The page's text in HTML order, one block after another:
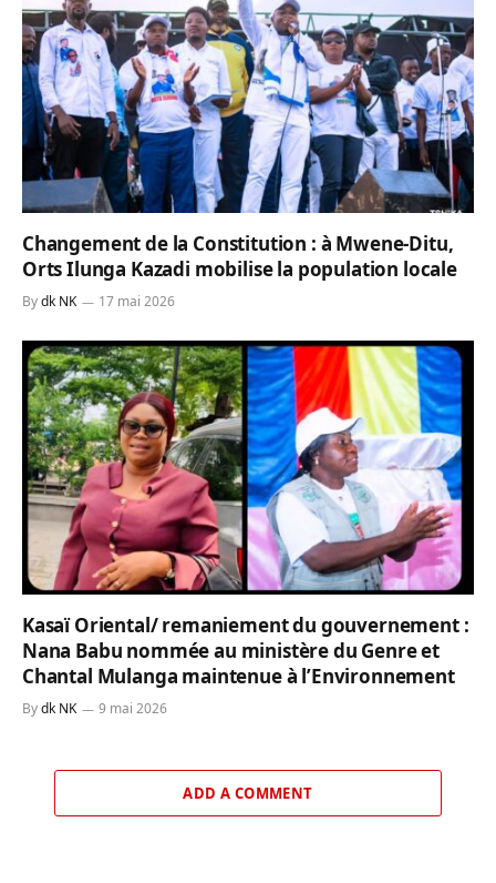
Changement de la Constitution : à Mwene-Ditu,
Orts Ilunga Kazadi mobilise la population locale
Bydk NK 17 mai 2026
Kasaï Oriental/ remaniement du gouvernement :
Nana Babu nommée au ministère du Genre et
Chantal Mulanga maintenue à l’Environnement
Bydk NK 9 mai 2026
ADD A COMMENT